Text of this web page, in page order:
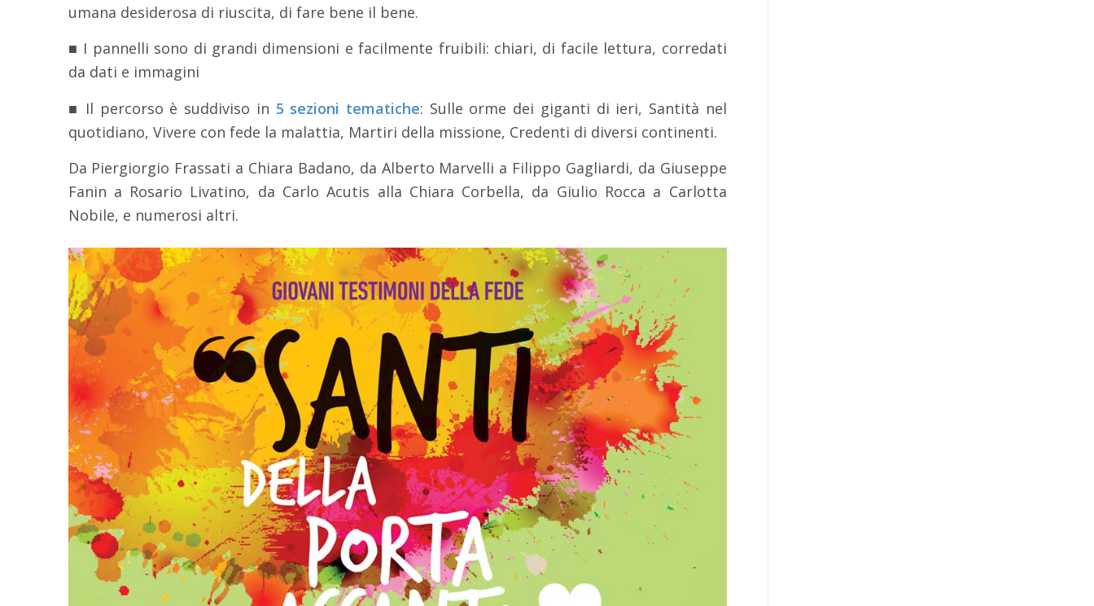
umana desiderosa di riuscita, di fare bene il bene.
■ I pannelli sono di grandi dimensioni e facilmente fruibili: chiari, di facile lettura, corredati
da dati e immagini
■ Il percorso è suddiviso in 5 sezioni tematiche: Sulle orme dei giganti di ieri, Santità nel
quotidiano, Vivere con fede la malattia, Martiri della missione, Credenti di diversi continenti.
Da Piergiorgio Frassati a Chiara Badano, da Alberto Marvelli a Filippo Gagliardi, da Giuseppe
Fanin a Rosario Livatino, da Carlo Acutis alla Chiara Corbella, da Giulio Rocca a Carlotta
Nobile, e numerosi altri.